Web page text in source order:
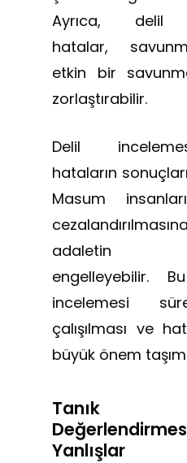
Ayrıca, delil
hatalar,
etkin bir
zorlaştırabilir.
Delil
hataların
Masum
adaletin
engelleyebilir.
incelemesi
çalışılması ve
büyük önem
Yanlışlar